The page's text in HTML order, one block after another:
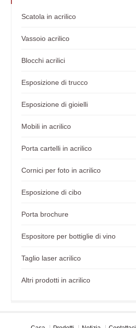
Scatola in acrilico
Vassoio acrilico
Blocchi acrilici
Esposizione di trucco
Esposizione di gioielli
Mobili in acrilico
Porta cartelli in acrilico
Cornici per foto in acrilico
Esposizione di cibo
Porta brochure
Espositore per bottiglie di vino
Taglio laser acrilico
Altri prodotti in acrilico